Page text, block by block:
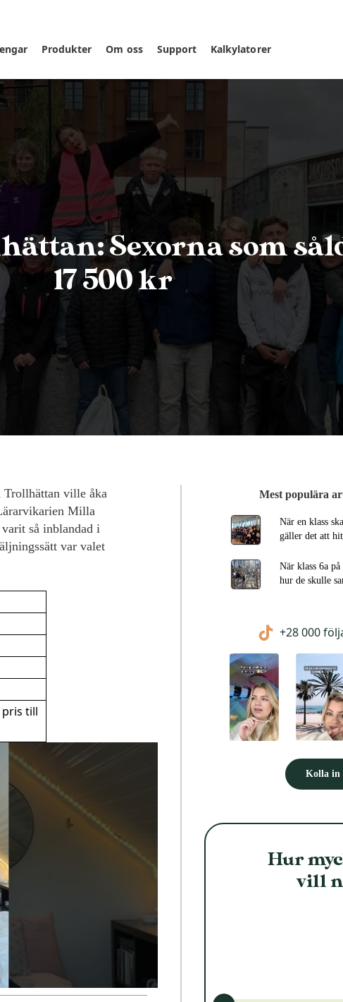
Produkter Om oss Support Kalkylatorer
Sexorna som
17 500 kr
Trollhättan ville åka
Milla
så inblandad i
var valet
pris till
Mest populära
När en klass
gäller det att
Hackspetten
Kaffekassan –
När klass 6a
hur de skulle
något riktigt
delas upp i
alternativ föll
+28 000
Kolla in
Hur
vill